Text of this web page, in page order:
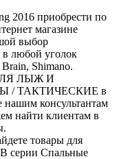
2016 приобрести по
магазине
выбор
в любой уголок
Shimano.
ЛЫЖ И
/ ТАКТИЧЕСКИЕ в
нашим консультантам
найти клиентам в
товары для
В серии Спальные